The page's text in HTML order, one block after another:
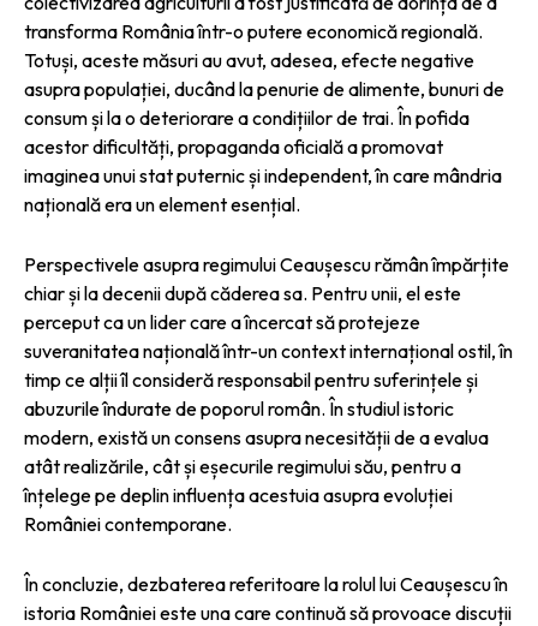
transforma România într-o putere economică regională.
Totuși, aceste măsuri au avut, adesea, efecte negative
asupra populației, ducând la penurie de alimente, bunuri de
consum și la o deteriorare a condițiilor de trai. În pofida
acestor dificultăți, propaganda oficială a promovat
imaginea unui stat puternic și independent, în care mândria
națională era un element esențial.
Perspectivele asupra regimului Ceaușescu rămân împărțite
chiar și la decenii după căderea sa. Pentru unii, el este
perceput ca un lider care a încercat să protejeze
suveranitatea națională într-un context internațional ostil, în
timp ce alții îl consideră responsabil pentru suferințele și
abuzurile îndurate de poporul român. În studiul istoric
modern, există un consens asupra necesității de a evalua
atât realizările, cât și eșecurile regimului său, pentru a
înțelege pe deplin influența acestuia asupra evoluției
României contemporane.
În concluzie, dezbaterea referitoare la rolul lui Ceaușescu în
istoria României este una care continuă să provoace discuții